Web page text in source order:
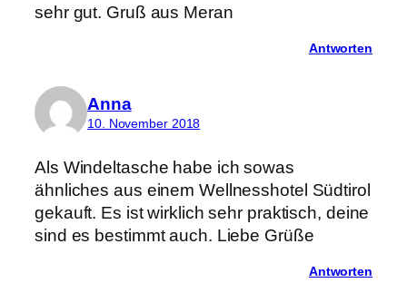
sehr gut. Gruß aus Meran
Antworten
Anna
10. November 2018
Als Windeltasche habe ich sowas
ähnliches aus einem Wellnesshotel Südtirol
gekauft. Es ist wirklich sehr praktisch, deine
sind es bestimmt auch. Liebe Grüße
Antworten